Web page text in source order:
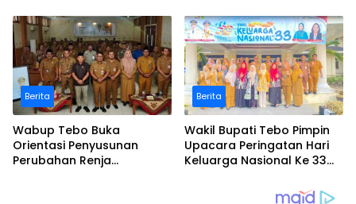
Perwakilan ASEAN Partai
Perubahan di Malaysia
Anggaran Rp70 Miliar
Berita
Wabup Tebo Buka
Orientasi Penyusunan
Perubahan Renja
Berita
Wakil Bupati Tebo Pimpin
Upacara Peringatan Hari
Keluarga Nasional Ke 33